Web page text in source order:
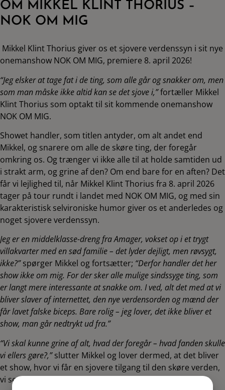
OM MIKKEL KLINT THORIUS –
NOK OM MIG
Mikkel Klint Thorius giver os et sjovere verdenssyn i sit nye
onemanshow NOK OM MIG, premiere 8. april 2026!
“Jeg elsker at tage fat i de ting, som alle går og snakker om, men
som man måske ikke altid kan se det sjove i,”fortæller Mikkel
Klint Thorius som optakt til sit kommende onemanshow
NOK OM MIG.
Showet handler, som titlen antyder, om alt andet end
Mikkel, og snarere om alle de skøre ting, der foregår
omkring os. Og trænger vi ikke alle til at holde samtiden ud
i strakt arm, og grine af den? Om end bare for en aften? Det
får vi lejlighed til, når Mikkel Klint Thorius fra 8. april 2026
tager på tour rundt i landet med NOK OM MIG, og med sin
karakteristisk selvironiske humor giver os et anderledes og
noget sjovere verdenssyn.
Jeg er en middelklasse-dreng fra Amager, vokset op i et trygt
villakvarter med en sød familie – det lyder dejligt, men røvsygt,
ikke?”spørger Mikkel og fortsætter; “Derfor handler det her
show ikke om mig. For der sker alle mulige sindssyge ting, som
er langt mere interessante at snakke om. I ved, alt det med at vi
bliver slaver af internettet, den nye verdensorden og mænd der
får lavet falske biceps. Bare rolig – jeg lover, det ikke bliver et
show, man går nedtrykt ud fra.”
“Vi skal kunne grine af alt, hvad der foregår – hvad fanden skulle
vi ellers gøre?,”slutter Mikkel og lover dermed, at det bliver
et show, hvor vi får en sjovere tilgang til den skøre verden,
vi senere skal ud i igen.